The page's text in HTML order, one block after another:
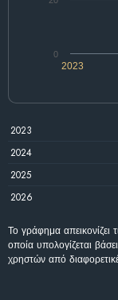
2023
0
2023
2024
2025
2026
Το γράφημα απεικονίζει
οποία υπολογίζεται
χρηστών από